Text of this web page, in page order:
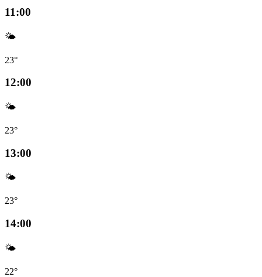
11:00
🌤️
23°
12:00
🌤️
23°
13:00
🌤️
23°
14:00
🌤️
22°